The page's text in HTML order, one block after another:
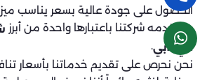
الحصول على جودة عالية بسعر يناسب
ما تقدمه شركتنا باعتبارها واحدة من أبرز
في دبي.
نحن نحرص على تقديم خدماتنا بأسعار